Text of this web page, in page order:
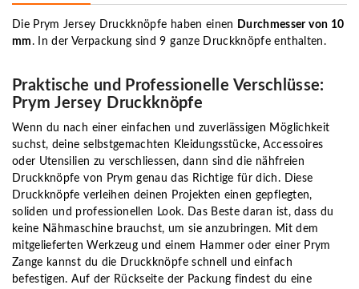
Die Prym Jersey Druckknöpfe haben einen
Durchmesser von 10
mm. In der Verpackung sind 9 ganze Druckknöpfe enthalten.
Praktische und Professionelle Verschlüsse:
Prym Jersey Druckknöpfe
Wenn du nach einer einfachen und zuverlässigen Möglichkeit
suchst, deine selbstgemachten Kleidungsstücke, Accessoires
oder Utensilien zu verschliessen, dann sind die nähfreien
Druckknöpfe von Prym genau das Richtige für dich. Diese
Druckknöpfe verleihen deinen Projekten einen gepflegten,
soliden und professionellen Look. Das Beste daran ist, dass du
keine Nähmaschine brauchst, um sie anzubringen. Mit dem
mitgelieferten Werkzeug und einem Hammer oder einer Prym
Zange kannst du die Druckknöpfe schnell und einfach
befestigen. Auf der Rückseite der Packung findest du eine